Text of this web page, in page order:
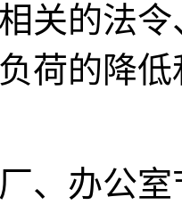
关的法
荷的降
、办公